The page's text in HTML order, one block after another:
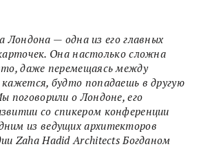
Лондона — одна из его главных
Она настолько сложна
даже перемещаясь между
кажется, будто попадаешь в другую
поговорили о Лондоне, его
со спикером конференции
из ведущих архитекторов
Zaha Hadid Architects Богданом